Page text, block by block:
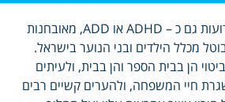
הפרעות קשב וריכוז, הידועות גם כ – ADHD או ADD, מאובחנות
מכלל הילדים ובני הנוער בישראל.
הן בבית הספר והן בבית, ולעיתים
חיי המשפחה, ולהערים קשיים רבים